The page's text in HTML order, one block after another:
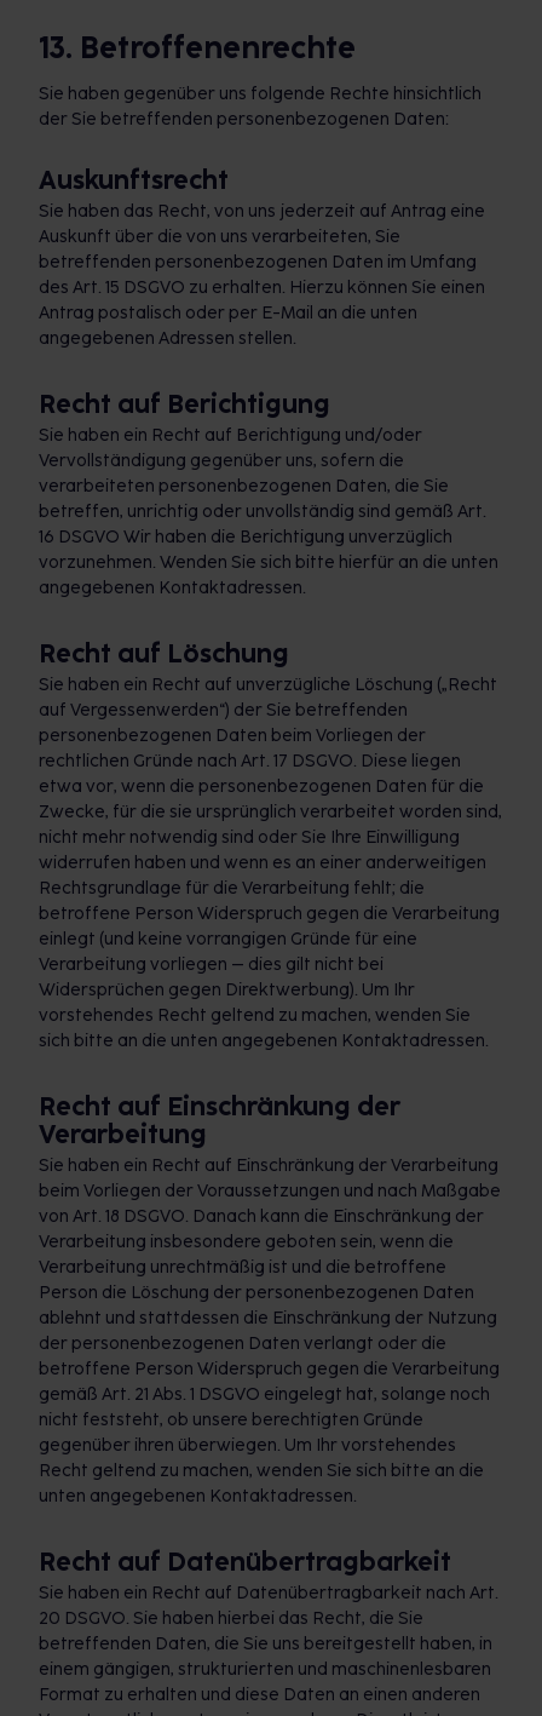
13. Betroffenenrechte
Sie haben gegenüber uns folgende Rechte hinsichtlich
der Sie betreffenden personenbezogenen Daten:
Auskunftsrecht
Sie haben das Recht, von uns jederzeit auf Antrag eine
Auskunft über die von uns verarbeiteten, Sie
betreffenden personenbezogenen Daten im Umfang
des Art. 15 DSGVO zu erhalten. Hierzu können Sie einen
Antrag postalisch oder per E-Mail an die unten
angegebenen Adressen stellen.
Recht auf Berichtigung
Sie haben ein Recht auf Berichtigung und/oder
Vervollständigung gegenüber uns, sofern die
verarbeiteten personenbezogenen Daten, die Sie
betreffen, unrichtig oder unvollständig sind gemäß Art.
16 DSGVO Wir haben die Berichtigung unverzüglich
vorzunehmen. Wenden Sie sich bitte hierfür an die unten
angegebenen Kontaktadressen.
Recht auf Löschung
Sie haben ein Recht auf unverzügliche Löschung („Recht
auf Vergessenwerden“) der Sie betreffenden
personenbezogenen Daten beim Vorliegen der
rechtlichen Gründe nach Art. 17 DSGVO. Diese liegen
etwa vor, wenn die personenbezogenen Daten für die
Zwecke, für die sie ursprünglich verarbeitet worden sind,
nicht mehr notwendig sind oder Sie Ihre Einwilligung
widerrufen haben und wenn es an einer anderweitigen
Rechtsgrundlage für die Verarbeitung fehlt; die
betroffene Person Widerspruch gegen die Verarbeitung
einlegt (und keine vorrangigen Gründe für eine
Verarbeitung vorliegen – dies gilt nicht bei
Widersprüchen gegen Direktwerbung). Um Ihr
vorstehendes Recht geltend zu machen, wenden Sie
sich bitte an die unten angegebenen Kontaktadressen.
Recht auf Einschränkung der
Verarbeitung
Sie haben ein Recht auf Einschränkung der Verarbeitung
beim Vorliegen der Voraussetzungen und nach Maßgabe
von Art. 18 DSGVO. Danach kann die Einschränkung der
Verarbeitung insbesondere geboten sein, wenn die
Verarbeitung unrechtmäßig ist und die betroffene
Person die Löschung der personenbezogenen Daten
ablehnt und stattdessen die Einschränkung der Nutzung
der personenbezogenen Daten verlangt oder die
betroffene Person Widerspruch gegen die Verarbeitung
gemäß Art. 21 Abs. 1 DSGVO eingelegt hat, solange noch
nicht feststeht, ob unsere berechtigten Gründe
gegenüber ihren überwiegen. Um Ihr vorstehendes
Recht geltend zu machen, wenden Sie sich bitte an die
unten angegebenen Kontaktadressen.
Recht auf Datenübertragbarkeit
Sie haben ein Recht auf Datenübertragbarkeit nach Art.
20 DSGVO. Sie haben hierbei das Recht, die Sie
betreffenden Daten, die Sie uns bereitgestellt haben, in
einem gängigen, strukturierten und maschinenlesbaren
Format zu erhalten und diese Daten an einen anderen